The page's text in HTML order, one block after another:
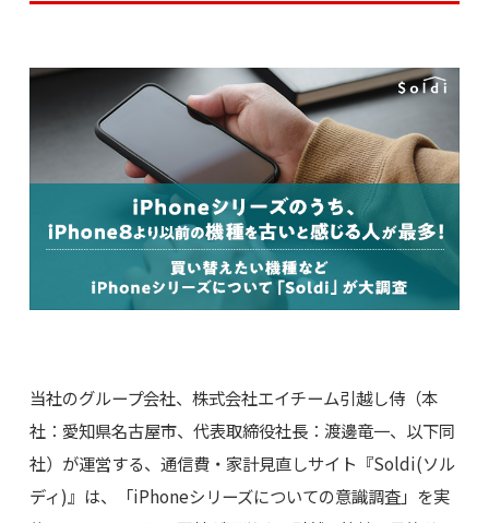
当社のグループ会社、株式会社エイチーム引越し侍（本
社：愛知県名古屋市、代表取締役社長：渡邊竜一、以下同
社）が運営する、通信費・家計見直しサイト『Soldi(ソル
ディ)』は、「iPhoneシリーズについての意識調査」を実